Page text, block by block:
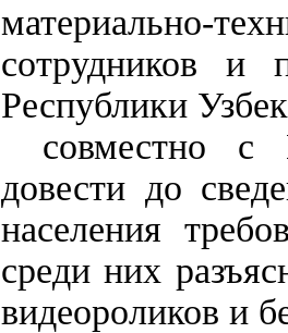
материально-
сотрудников и
Республики
совместно с
довести до
населения
среди них
видеороликов и